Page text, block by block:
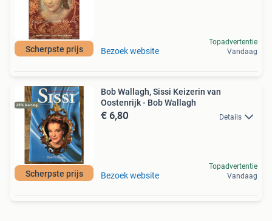
Scherpste prijs Bezoek website
Topadvertentie
Vandaag
Scherpste prijs
Bob Wallagh, Sissi Keizerin van
Oostenrijk - Bob Wallagh
€ 6,80 Details
Bezoek website
Topadvertentie
Vandaag